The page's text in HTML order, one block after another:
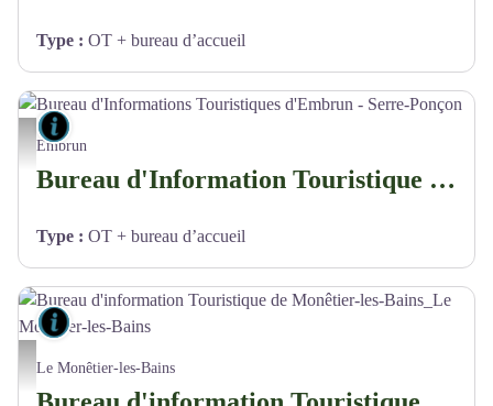
Type : OT + bureau d’accueil
Bureau d'Informations Touristiques d'Embrun - Serre-Ponçon - OT Serre-Ponçon
Embrun
Bureau d'Information Touristique d'Embrun - Serre-Ponçon
Type : OT + bureau d’accueil
Bureau d'information Touristique de Monêtier-les-Bains_Le Monêtier-les-Bains
Lieux de renseignement
Le Monêtier-les-Bains